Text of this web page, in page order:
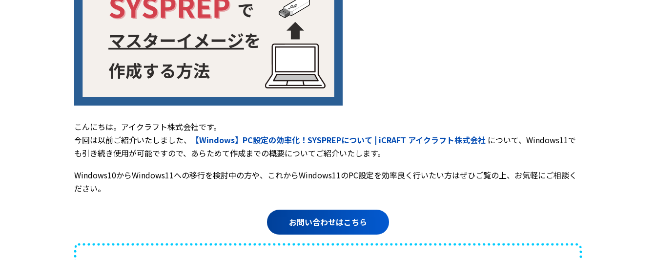
こんにちは。アイクラフト株式会社です。
今回は以前ご紹介いたしました、
【Windows】PC設定の効率化！SYSPREPについて | iCRAFT アイクラフト株式会社 について、Windows11で
も引き続き使用が可能ですので、あらためて作成までの概要についてご紹介いたします。
Windows10からWindows11への移行を検討中の方や、これからWindows11のPC設定を効率良く行いたい方はぜひご覧の上、お気軽にご相談く
ださい。
お問い合わせはこちら